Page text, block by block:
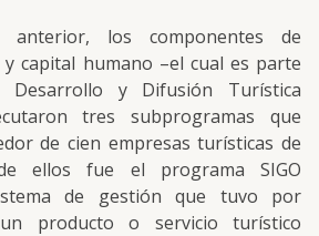
los componentes de
y capital humano –el cual es parte
Desarrollo y Difusión Turística
tres subprogramas que
de cien empresas turísticas de
ellos fue el programa SIGO
de gestión que tuvo por
producto o servicio turístico